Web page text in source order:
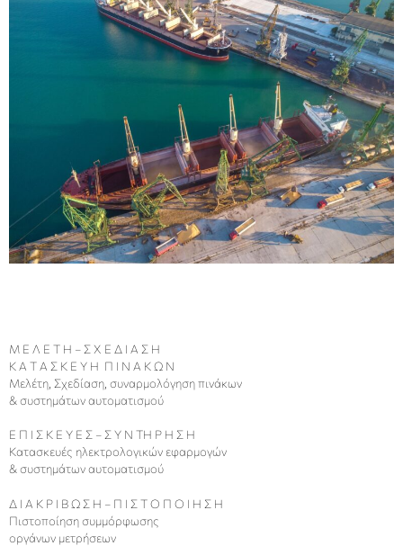
Μ Ε Λ Ε Τ Η – Σ Χ Ε Δ Ι Α Σ Η
Κ Α Τ Α Σ Κ Ε Υ Η Π Ι Ν Α Κ Ω Ν
Μελέτη, Σχεδίαση, συναρμολόγηση πινάκων
& συστημάτων αυτοματισμού
Ε Π Ι Σ Κ Ε Υ Ε Σ – Σ Υ Ν ΤΗ Ρ Η Σ Η
Κατασκευές ηλεκτρολογικών εφαρμογών
& συστημάτων αυτοματισμού
Δ Ι Α Κ Ρ Ι Β Ω Σ Η – Π Ι Σ Τ Ο Π Ο Ι Η Σ Η
Πιστοποίηση συμμόρφωσης
οργάνων μετρήσεων